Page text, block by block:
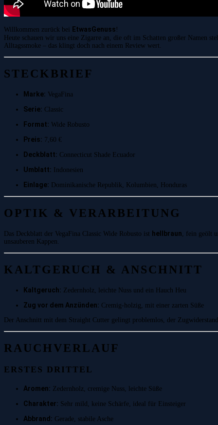
Willkommen zurück bei EtwasGenuss !
Heute schauen wir uns eine Zigarre an, die oft im Schatten großer Namen
Alltagssmoke – das klingt doch nach einem Review wert.
STECKBRIEF
Marke: VegaFina
Serie: Classic
Format: Wide Robusto
Preis: 7,60 €
Deckblatt: Connecticut Shade Ecuador
Umblatt: Indonesien
Einlage: Dominikanische Republik, Kolumbien, Honduras
OPTIK & VERARBEITUNG
Das Deckblatt der VegaFina Classic Wide Robusto ist hellbraun, fein geölt
unsauberen Kappen.
KALTGERUCH & ANSCHNITT
Kaltgeruch: Zedernholz, leichte Nuss und ein Hauch Heu
Zug vor dem Anzünden: Cremig-holzig, mit einer zarten Süße
Der Anschnitt mit dem Straight Cutter gelingt problemlos, der
RAUCHVERLAUF
ERSTES DRITTEL
Aromen: Zedernholz, cremige Nuss, leichte Süße
Charakter: Sehr mild, keine Schärfe, ideal für Einsteiger
Abbrand: Gerade, stabile Asche